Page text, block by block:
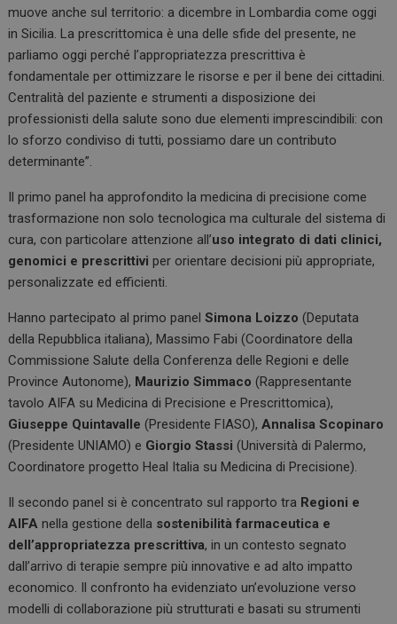
muove anche sul territorio: a dicembre in Lombardia come oggi
in Sicilia. La prescrittomica è una delle sfide del presente, ne
parliamo oggi perché l’appropriatezza prescrittiva è
fondamentale per ottimizzare le risorse e per il bene dei cittadini.
Centralità del paziente e strumenti a disposizione dei
professionisti della salute sono due elementi imprescindibili: con
lo sforzo condiviso di tutti, possiamo dare un contributo
determinante”.
Il primo panel ha approfondito la medicina di precisione come
trasformazione non solo tecnologica ma culturale del sistema di
cura, con particolare attenzione all’uso integrato di dati clinici,
genomici e prescrittiviper orientare decisioni più appropriate,
personalizzate ed efficienti.
Hanno partecipato al primo panelSimona Loizzo (Deputata
della Repubblica italiana), Massimo Fabi (Coordinatore della
Commissione Salute della Conferenza delle Regioni e delle
Province Autonome), Maurizio Simmaco (Rappresentante
tavolo AIFA su Medicina di Precisione e Prescrittomica),
Giuseppe Quintavalle (Presidente FIASO),Annalisa Scopinaro
(Presidente UNIAMO) e Giorgio Stassi (Università di Palermo,
Coordinatore progetto Heal Italia su Medicina di Precisione).
Il secondo panel si è concentrato sul rapporto tra Regioni e
AIFAnella gestione della sostenibilità farmaceutica e
dell’appropriatezza prescrittiva, in un contesto segnato
dall’arrivo di terapie sempre più innovative e ad alto impatto
economico. Il confronto ha evidenziato un’evoluzione verso
modelli di collaborazione più strutturati e basati su strumenti